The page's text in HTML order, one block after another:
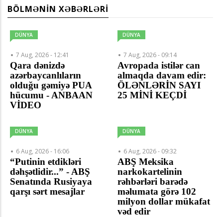
BÖLMƏNIN XƏBƏRLƏRI
DÜNYA
7 Aug, 2026 - 12:41
Qara dənizdə
azərbaycanlıların
olduğu gəmiyə PUA
hücumu - ANBAAN
VİDEO
DÜNYA
7 Aug, 2026 - 09:14
Avropada istilər can
almaqda davam edir:
ÖLƏNLƏRİN SAYI
25 MİNİ KEÇDİ
DÜNYA
6 Aug, 2026 - 16:06
“Putinin etdikləri
dəhşətlidir...” - ABŞ
Senatında Rusiyaya
qarşı sərt mesajlar
DÜNYA
6 Aug, 2026 - 09:32
ABŞ Meksika
narkokartelinin
rəhbərləri barədə
məlumata görə 102
milyon dollar mükafat
vəd edir